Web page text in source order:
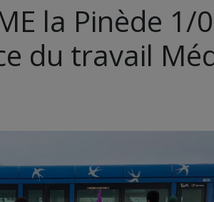
la Pinède 1/
du travail